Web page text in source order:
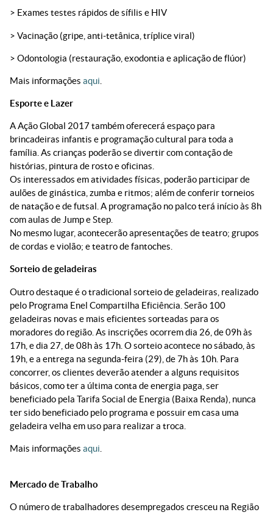
> Exames testes rápidos de sífilis e HIV
> Vacinação (gripe, anti-tetânica, tríplice viral)
> Odontologia (restauração, exodontia e aplicação de flúor)
Mais informações aqui
Esporte e Lazer
A Ação Global 2017 também oferecerá espaço para
brincadeiras infantis e programação cultural para toda a
família. As crianças poderão se divertir com contação de
histórias, pintura de rosto e oficinas.
Os interessados em atividades físicas, poderão participar de
aulões de ginástica, zumba e ritmos; além de conferir torneios
de natação e de futsal. A programação no palco terá início às 8h
com aulas de Jump e Step.
No mesmo lugar, acontecerão apresentações de teatro; grupos
de cordas e violão; e teatro de fantoches.
Sorteio de geladeiras
Outro destaque é o tradicional sorteio de geladeiras, realizado
pelo Programa Enel Compartilha Eficiência. Serão 100
geladeiras novas e mais eficientes sorteadas para os
moradores do região. As inscrições ocorrem dia 26, de 09h às
17h, e dia 27, de 08h às 17h. O sorteio acontece no sábado, às
19h, e a entrega na segunda-feira (29), de 7h às 10h. Para
concorrer, os clientes deverão atender a alguns requisitos
básicos, como ter a última conta de energia paga, ser
beneficiado pela Tarifa Social de Energia (Baixa Renda), nunca
ter sido beneficiado pelo programa e possuir em casa uma
geladeira velha em uso para realizar a troca.
Mais informações aqui
Mercado de Trabalho
O número de trabalhadores desempregados cresceu na Região